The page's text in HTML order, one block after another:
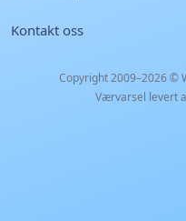
Kontakt oss
Copyright 2009–2026 ©
Værvarsel levert